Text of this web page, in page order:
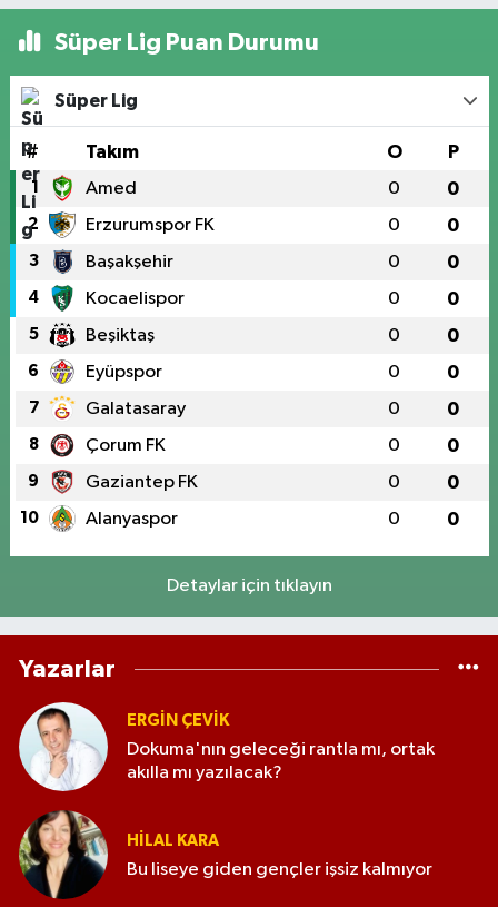
Süper Lig Puan Durumu
Süper Lig
# Takım O P
1 Amed 0 0
2 Erzurumspor FK 0 0
3 Başakşehir 0 0
4 Kocaelispor 0 0
5 Beşiktaş 0 0
6 Eyüpspor 0 0
7 Galatasaray 0 0
8 Çorum FK 0 0
9 Gaziantep FK 0 0
10 Alanyaspor 0 0
Detaylar için tıklayın
Yazarlar
ERGIN ÇEVİK
Dokuma'nın geleceği rantla mı, ortak
akılla mı yazılacak?
HILAL KARA
Bu liseye giden gençler işsiz kalmıyor